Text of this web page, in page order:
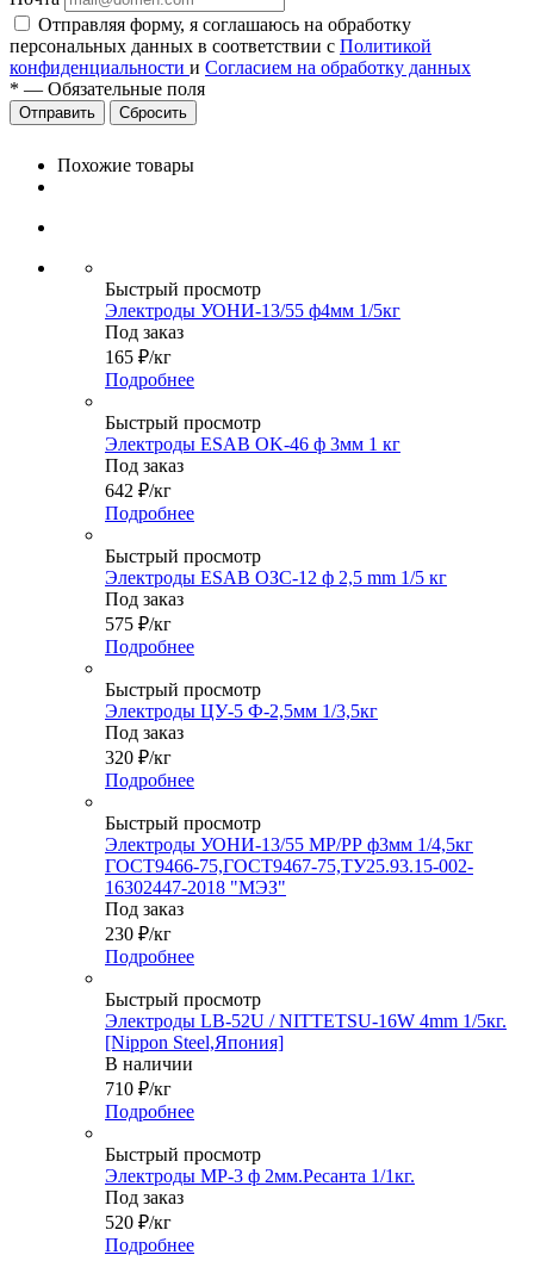
Отправляя форму, я соглашаюсь на обработку
персональных данных в соответствии с Политикой
конфиденциальности и Согласием на обработку данных
* — Обязательные поля
Сбросить
Похожие товары
Быстрый просмотр
Электроды УОНИ-13/55 ф4мм 1/5кг
Под заказ
165 ₽/кг
Подробнее
Быстрый просмотр
Электроды ESAB OK-46 ф 3мм 1 кг
Под заказ
642 ₽/кг
Подробнее
Быстрый просмотр
Электроды ESAB ОЗС-12 ф 2,5 mm 1/5 кг
Под заказ
575 ₽/кг
Подробнее
Быстрый просмотр
Электроды ЦУ-5 Ф-2,5мм 1/3,5кг
Под заказ
320 ₽/кг
Подробнее
Быстрый просмотр
Электроды УОНИ-13/55 МР/РР ф3мм 1/4,5кг
ГОСТ9466-75,ГОСТ9467-75,ТУ25.93.15-002-
16302447-2018 "МЭЗ"
Под заказ
230 ₽/кг
Подробнее
Быстрый просмотр
Электроды LB-52U / NITTETSU-16W 4mm 1/5кг.
[Nippon Steel,Япония]
В наличии
710 ₽/кг
Подробнее
Быстрый просмотр
Электроды МР-3 ф 2мм.Ресанта 1/1кг.
Под заказ
520 ₽/кг
Подробнее